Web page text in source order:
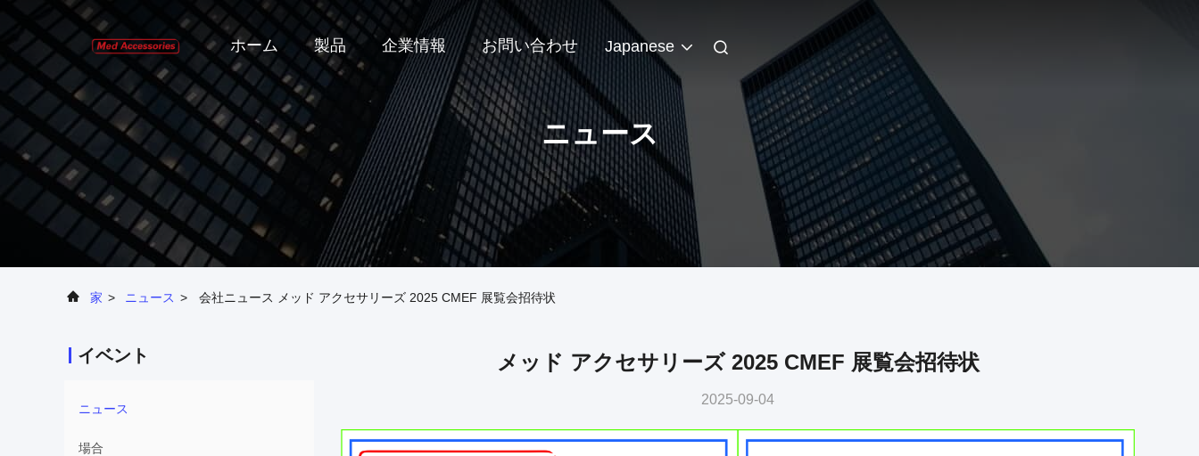
ホーム 製品 企業情報 お問い合わせ Japanese
ニュース
家 > ニュース > 会社ニュース メッド アクセサリーズ 2025 CMEF 展覧会招待状
イベント
ニュース
場合
メッド アクセサリーズ 2025 CMEF 展覧会招待状
2025-09-04